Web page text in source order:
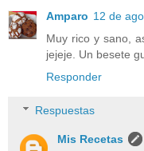
Amparo 12 de
Muy rico y sano,
jejeje. Un besete
Responder
Respuestas
Mis Recetas